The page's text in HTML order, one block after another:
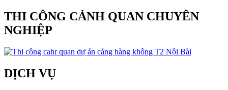
THI CÔNG CẢNH QUAN CHUYÊN
NGHIỆP
DỊCH VỤ